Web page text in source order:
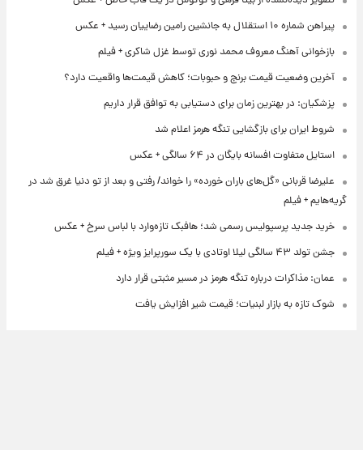
پیراهن شماره ۱۰ استقلال به جانشین رامین رضاییان رسید + عکس
بازخوانی آهنگ معروف محمد نوری توسط غزل شاکری + فیلم
آخرین وضعیت قیمت برنج و حبوبات؛ کاهش قیمت‌ها واقعیت دارد؟
پزشکیان: در بهترین زمان برای دستیابی به توافق قرار داریم
شروط ایران برای بازگشایی تنگه هرمز اعلام شد
استایل متفاوت افسانه بایگان در ۶۴ سالگی + عکس
علیرضا قربانی «گل‌های باران خورده» را خواند/ رفتی و بعد از تو دنیا غرق شد در
گریه‌هایم + فیلم
خرید جدید پرسپولیس رسمی شد؛ هافبک تازه‌وارد با لباس سرخ + عکس
جشن تولد ۴۳ سالگی لیلا اوتادی با یک سورپرایز ویژه + فیلم
عمان: مذاکرات درباره تنگه هرمز در مسیر مثبتی قرار دارد
شوک تازه به بازار لبنیات؛ قیمت شیر افزایش یافت